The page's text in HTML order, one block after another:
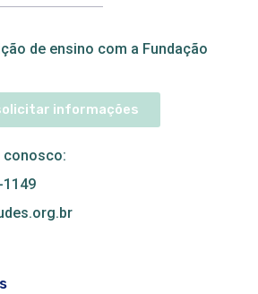
de ensino com a Fundação
informações
conosco:
1149